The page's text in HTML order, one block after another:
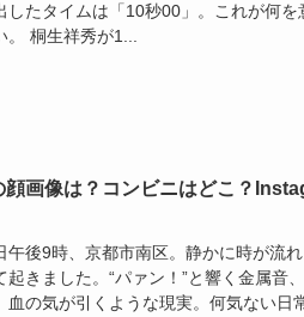
したタイムは「10秒00」。これが何
。 桐生祥秀が1...
顔画像は？コンビニはどこ？
午後9時、京都市南区。静かに時が流
きました。“パァン！”と響く金属音
の気が引くような現実。何気ない日